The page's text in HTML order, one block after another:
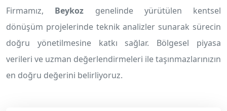
Firmamız, Beykoz genelinde yürütülen kentsel
dönüşüm projelerinde teknik analizler sunarak sürecin
doğru yönetilmesine katkı sağlar. Bölgesel piyasa
verileri ve uzman değerlendirmeleri ile taşınmazlarınızın
en doğru değerini belirliyoruz.